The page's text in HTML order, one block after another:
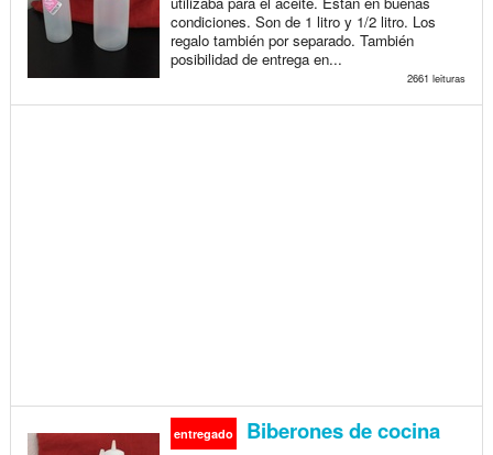
condiciones. Son de 1 litro y 1/2 litro. Los
regalo también por separado. También
posibilidad de entrega en...
2661 leituras
entregado Biberones de cocina